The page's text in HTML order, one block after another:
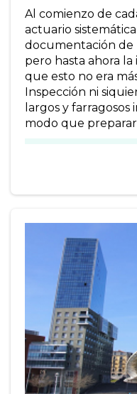
Al comienzo de
actuario
documentación de
pero hasta ahora
que esto no era
Inspección ni
largos y farragosos
modo que